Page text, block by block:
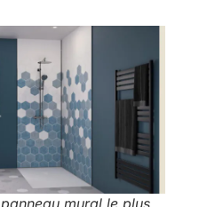
mural le plus